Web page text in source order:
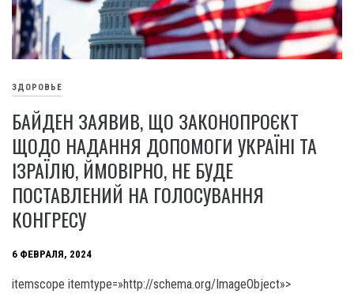
ЗДОРОВЬЕ
БАЙДЕН ЗАЯВИВ, ЩО ЗАКОНОПРОЄКТ
ЩОДО НАДАННЯ ДОПОМОГИ УКРАЇНІ ТА
ІЗРАЇЛЮ, ЙМОВІРНО, НЕ БУДЕ
ПОСТАВЛЕНИЙ НА ГОЛОСУВАННЯ
КОНГРЕСУ
6 ФЕВРАЛЯ, 2024
itemscope itemtype=»http://schema.org/ImageObject»>